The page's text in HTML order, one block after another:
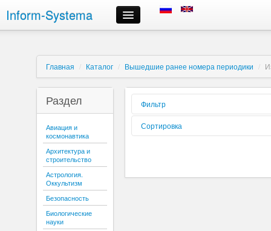
Inform-Systema
Контроль заказа
О компании
Российские информационные ресурсы, предлагаемые нами
Доставка
Сроки выполнения заказов
Регистрация и авторизация
Выбор информационных ресурсов и размещение заказа
Личный кабинет
Отмена заказа
Контактная информация
Главная / Каталог / Вышедшие ранее номера периодики /
Раздел
Авиация и
космонавтика
Архитектура и
строительство
Астрология.
Оккультизм
Безопасность
Биологические
науки
Фильтр
Форма
реализации:
Сортировка